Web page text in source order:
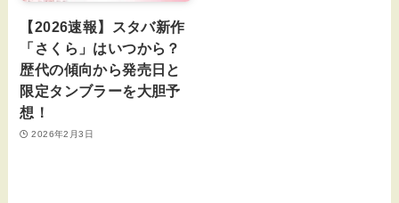
【2026速報】スタバ新作
「さくら」はいつから？
歴代の傾向から発売日と
限定タンブラーを大胆予
想！
2026年2月3日